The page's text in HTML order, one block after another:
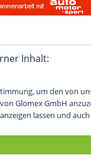
Inhalt:
um den von
Glomex GmbH
lassen und